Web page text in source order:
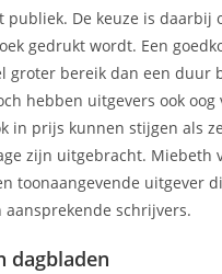
publiek. De keuze is daarbij
gedrukt wordt. Een
groter bereik dan een duur
hebben uitgevers ook oog
in prijs kunnen stijgen als
zijn uitgebracht. Miebeth
toonaangevende uitgever
schrijvers.
dagbladen